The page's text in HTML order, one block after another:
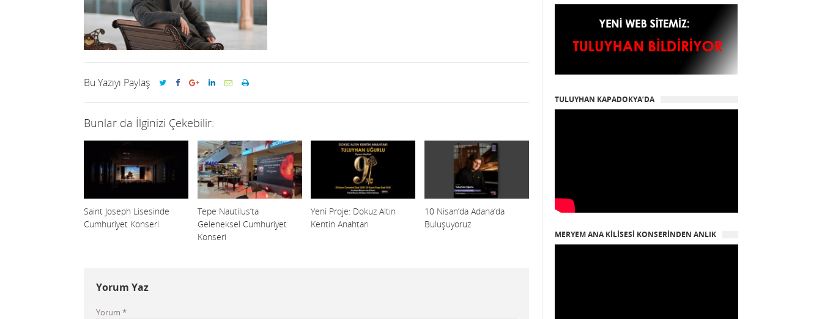
Bu Yazıyı Paylaş
Bunlar da İlginizi Çekebilir:
Saint Joseph Lisesinde
Cumhuriyet Konseri
Tepe Nautilus’ta
Geleneksel Cumhuriyet
Konseri
Yeni Proje: Dokuz Altın
Kentin Anahtarı
10 Nisan’da Adana’da
Buluşuyoruz
Yorum Yaz
Yorum *
TULUYHAN KAPADOKYA’DA
MERYEM ANA KİLİSESİ KONSERİNDEN ANLIK